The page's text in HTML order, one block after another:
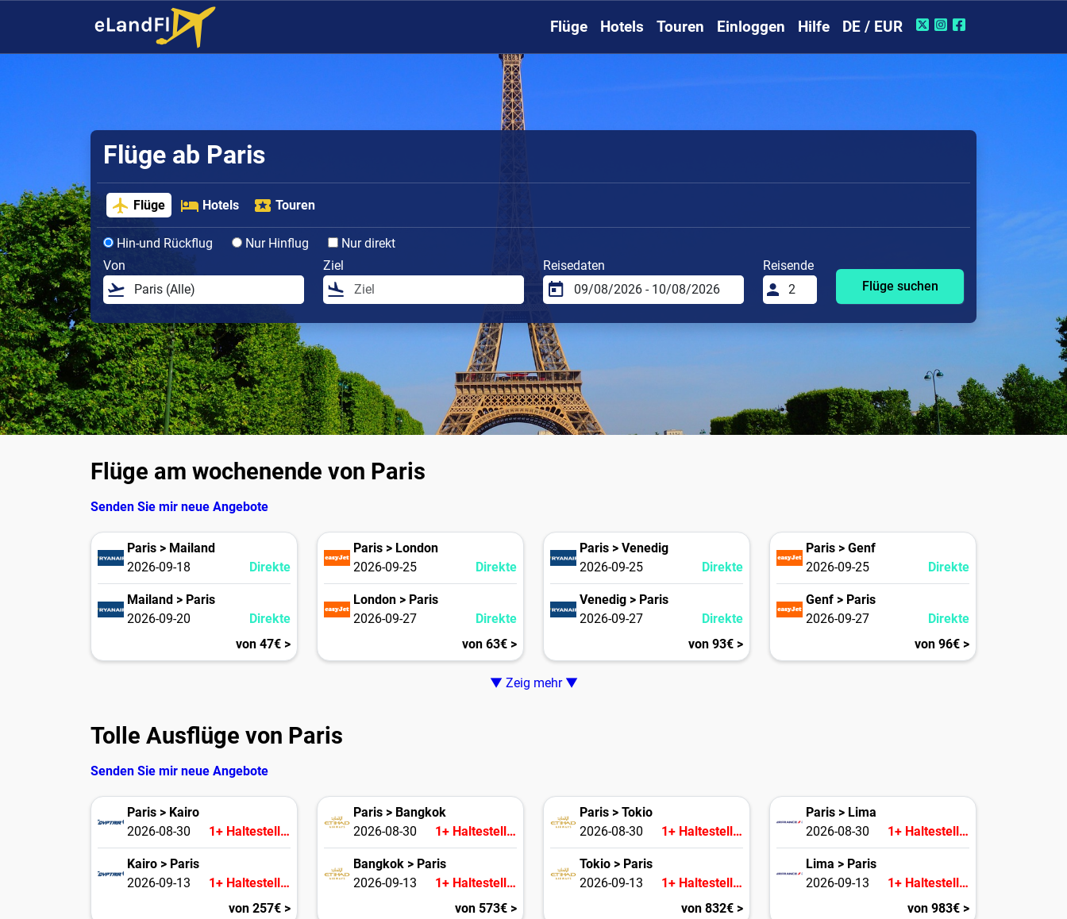
Flüge Hotels Touren Einloggen Hilfe DE / EUR
Flüge ab Paris
Flüge Hotels Touren
Hin-und Rückflug Nur Hinflug
Nur direkt
Von
Ziel Reisedaten
Reisende
Flüge suchen
Flüge am wochenende von Paris
Senden Sie mir neue Angebote
Paris > Mailand
2026-09-18
Direkte
Mailand > Paris
2026-09-20
Direkte
von 47€ >
Paris > London
2026-09-25
Direkte
London > Paris
2026-09-27
Direkte
von 63€ >
Paris > Venedig
2026-09-25
Direkte
Venedig > Paris
2026-09-27
Direkte
von 93€ >
Paris > Genf
2026-09-25
Direkte
Genf > Paris
2026-09-27
Direkte
von 96€ >
▼ Zeig mehr ▼
Tolle Ausflüge von Paris
Senden Sie mir neue Angebote
Paris > Kairo
2026-08-30
1+ Haltestellen
Kairo > Paris
2026-09-13
1+ Haltestellen
von 257€ >
Paris > Bangkok
2026-08-30
1+ Haltestellen
Bangkok > Paris
2026-09-13
1+ Haltestellen
von 573€ >
Paris > Tokio
2026-08-30
1+ Haltestellen
Tokio > Paris
2026-09-13
1+ Haltestellen
von 832€ >
Paris > Lima
2026-08-30
1+ Haltestellen
Lima > Paris
2026-09-13
1+ Haltestellen
von 983€ >